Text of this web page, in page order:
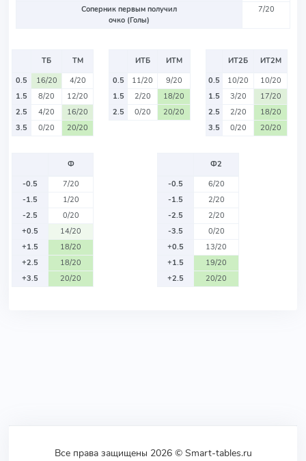
Соперник первым получил
очко (Голы)
7/20
ТБ
ТМ
0.5
16/20
4/20
1.5
8/20
12/20
2.5
4/20
16/20
3.5
0/20 20/20
ИТБ
ИТМ
0.5
11/20
9/20
1.5
2/20
18/20
2.5
0/20 20/20
ИТ2Б
ИТ2М
0.5
10/20
10/20
1.5
3/20
17/20
2.5
2/20
18/20
3.5
0/20 20/20
Ф
-0.5
7/20
-1.5
1/20
-2.5
0/20
+0.5
14/20
+1.5
18/20
+2.5
18/20
+3.5
20/20
Ф2
-0.5
6/20
-1.5
2/20
-2.5
2/20
-3.5
0/20
+0.5
13/20
+1.5
19/20
+2.5
20/20
Все права защищены 2026 © Smart-tables.ru